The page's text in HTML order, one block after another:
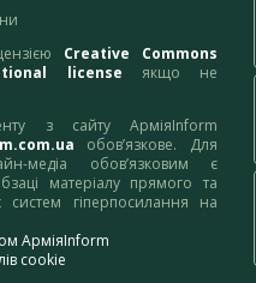
Creative Commons
license якщо не
з сайту АрміяInform
обов’язкове. Для
медіа обов’язковим є
матеріалу прямого та
систем гіперпосилання на
АрміяInform
cookie